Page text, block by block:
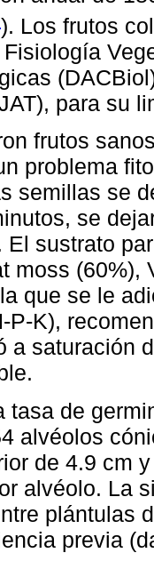
). Los frutos
para su
frutos
problema
semillas se
se
El sustrato
moss (60%),
que se le
P-K),
a saturación
tasa de
alvéolos
de 4.9 cm
alvéolo. La
plántulas
previa